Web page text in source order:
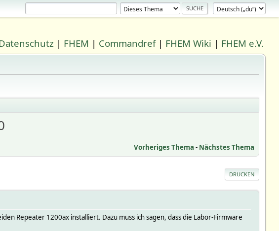
| FHEM | Commandref| FHEM Wiki | FHEM e.V.
Vorheriges Thema - Nächstes Thema
DRUCKEN
Repeater 1200ax installiert. Dazu muss ich sagen, dass die Labor-Firmware